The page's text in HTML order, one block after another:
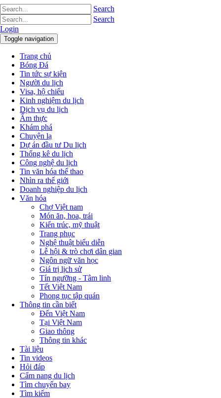
Search
Search
Login
Toggle navigation
Trang chủ
Bóng Đá
Tin tức sự kiện
Người du lịch
Visa, hộ chiếu
Kinh nghiệm du lịch
Dịch vụ du lịch
Ẩm thực
Khám phá
Chuyện lạ
Dự án đầu tư Du lịch
Thống kê du lịch
Công nghệ du lịch
Tin văn hóa thể thao
Nhìn ra thế giới
Doanh nghiệp du lịch
Văn hóa
Chợ Việt nam
Món ăn, hoa, trái
Kiến trúc, mỹ thuật
Trang phục
Nghệ thuật biểu diễn
Lễ hội & trò chơi dân gian
Ngôn ngữ văn học
Giá trị lịch sử
Tín ngưỡng - Tâm linh
Tết Việt Nam
Phong tục tập quán
Thông tin cần biết
Đến Việt Nam
Tại Việt Nam
Giao thông
Thông tin khác
Tài liệu
Tin videos
Hỏi đáp
Cẩm nang du lịch
Tìm chuyến bay
Tìm kiếm